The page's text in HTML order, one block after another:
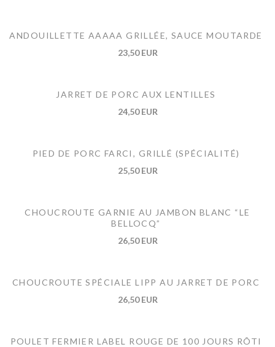
ANDOUILLETTE AAAAA GRILLÉE, SAUCE MOUTARDE
23,50 EUR
JARRET DE PORC AUX LENTILLES
24,50 EUR
PIED DE PORC FARCI, GRILLÉ (SPÉCIALITÉ)
25,50 EUR
CHOUCROUTE GARNIE AU JAMBON BLANC “LE
BELLOCQ”
26,50 EUR
CHOUCROUTE SPÉCIALE LIPP AU JARRET DE PORC
26,50 EUR
POULET FERMIER LABEL ROUGE DE 100 JOURS RÔTI